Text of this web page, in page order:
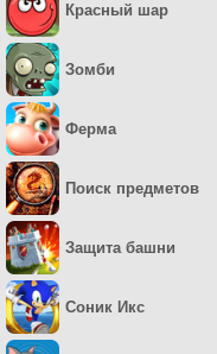
Красный шар
Зомби
Ферма
Поиск предметов
Защита башни
Соник Икс